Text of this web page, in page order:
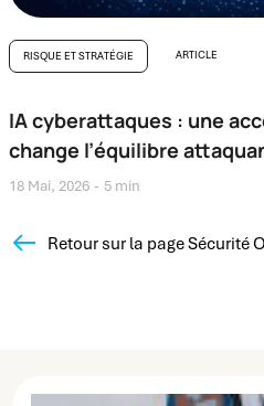
RISQUE ET STRATÉGIE ARTICLE
IA cyberattaques : une
change l’équilibre
18 Mai, 2026 5 min
Retour sur la page Sécurité